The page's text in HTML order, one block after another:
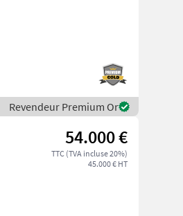
Revendeur Premium Or
54.000 €
TTC (TVA incluse 20%)
45.000 € HT